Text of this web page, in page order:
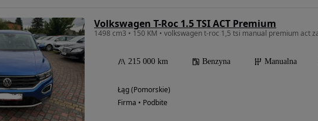
Volkswagen T-Roc 1.5 TSI ACT Premium
215 000 km Benzyna Manualna
Łąg (Pomorskie)
Firma • Podbite